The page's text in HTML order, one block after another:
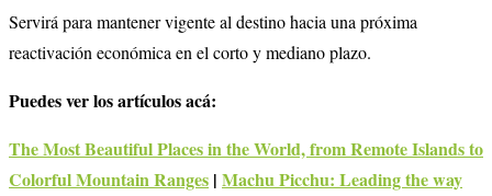
Servirá para mantener vigente al destino hacia una próxima
reactivación económica en el corto y mediano plazo.
Puedes ver los artículos acá:
The Most Beautiful Places in the World, from Remote Islands to
Colorful Mountain Ranges | Machu Picchu: Leading the way